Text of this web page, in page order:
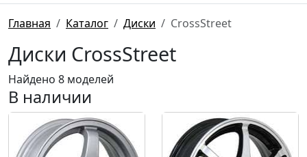
Главная Каталог Диски CrossStreet
Диски CrossStreet
Найдено 8 моделей
В наличии